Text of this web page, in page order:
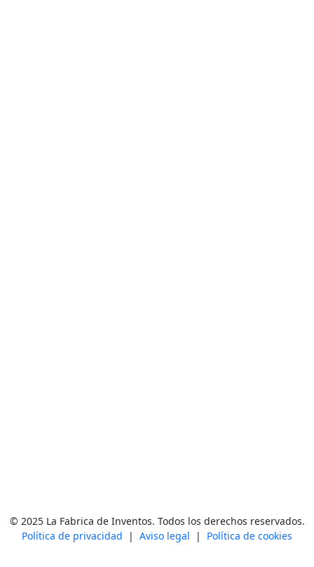
© 2025 La Fabrica de Inventos. Todos los derechos reservados.
Política de privacidad
| Aviso legal | Política de cookies